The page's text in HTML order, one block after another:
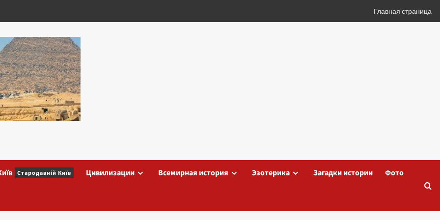
Главная страница
Стародавній Київ Цивилизации Всемирная история Эзотерика Загадки истории Фото